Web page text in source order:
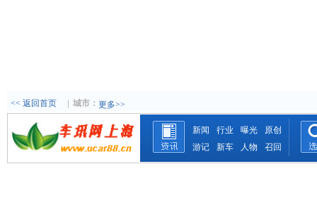
<< 返回首页 城市： 更多>>
新闻 行业 曝光
原创
游记
新车 人物 召回